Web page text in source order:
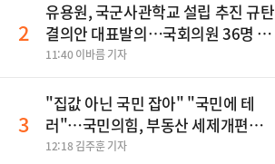
2
유용원, 국군사관학교 설립 추진 규탄
결의안 대표발의…국회의원 36명 동
참
11:40 이바름 기자
3
"집값 아닌 국민 잡아" "국민에 테
러"…국민의힘, 부동산 세제개편안
맹폭
12:18 김주훈 기자